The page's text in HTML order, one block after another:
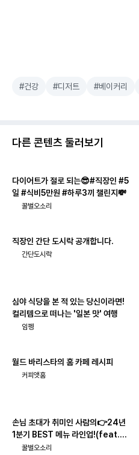
#건강 #디저트 #베이커리
다른 콘텐츠 둘러보기
다이어트가 절로 되는😎#직장인 #5
일 #식비5만원 #하루3끼 챌린지💸
꿀벌오소리
직장인 간단 도시락 공개합니다.
간단도시락
심야 식당을 본 적 있는 당신이라면!
컬리템으로 떠나는 '일본 맛' 여행
임펭
월드 바리스타의 홈 카페 레시피
커피앳홈
손님 초대가 취미인 사람의👉24년
1분기 BEST 메뉴 라인업!(feat.주
류_페어링)
꿀벌오소리